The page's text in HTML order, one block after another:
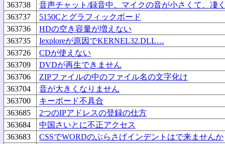
363738
音声チャット/録音中、マイクの音が小さくて、凄
363737
5150Cとグラフィックボード
363736
HDの空き容量が増えない
363735
Iexploreが原因でKERNEL32.DLL…
363726
CDが使えない
363709
DVDが再生できません
363706
ZIPファイルの中のファイル名の文字化け
363704
音が大きくなりません
363700
キーボード不具合
363685
2つのIPアドレスの登録の仕方
363684
中国さいとに不正アクセス
363683
CSSでWORDのぶらさげインデントはで来ませんか